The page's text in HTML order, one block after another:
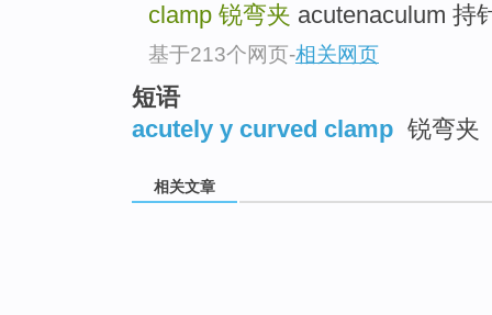
clamp 锐弯夹 acutenaculum 持
基于213个网页-相关网页
短语
acutely y curved clamp 锐弯夹
相关文章